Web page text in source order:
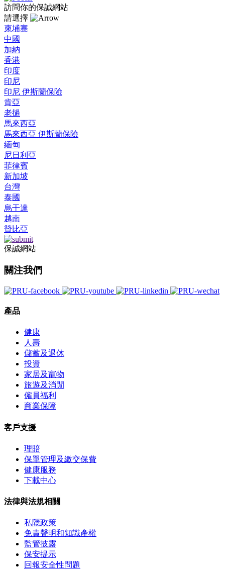
訪問你的保誠網站
請選擇
柬埔寨
中國
加納
香港
印度
印尼
印尼 伊斯蘭保險
肯亞
老撾
馬來西亞
馬來西亞 伊斯蘭保險
緬甸
尼日利亞
菲律賓
新加坡
台灣
泰國
烏干達
越南
贊比亞
保誠網站
關注我們
產品
健康
人壽
儲蓄及退休
投資
家居及寵物
旅遊及消閒
僱員福利
商業保障
客戶支援
理賠
保單管理及繳交保費
健康服務
下載中心
法律與法規相關
私隱政策
免責聲明和知識產權
監管披露
保安提示
回報安全性問題